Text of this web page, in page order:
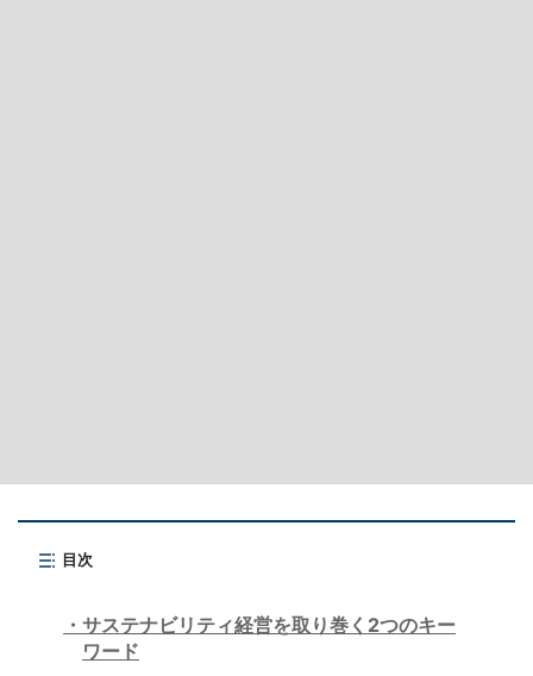
目次
サステナビリティ経営を取り巻く2つのキー
ワード